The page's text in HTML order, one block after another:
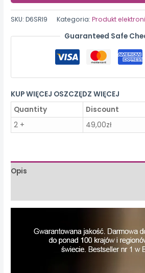
nagrywanie
wysokiej
SKU:D6SRI9 Kategoria:Produkt
Guaranteed Safe
KUP WIĘCEJ OSZCZĘDZ WIĘCEJ
Quantity
Discount
2 +
49,00zł
Opis